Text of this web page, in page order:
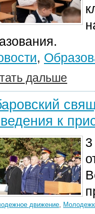
,
дальше
к
движение,